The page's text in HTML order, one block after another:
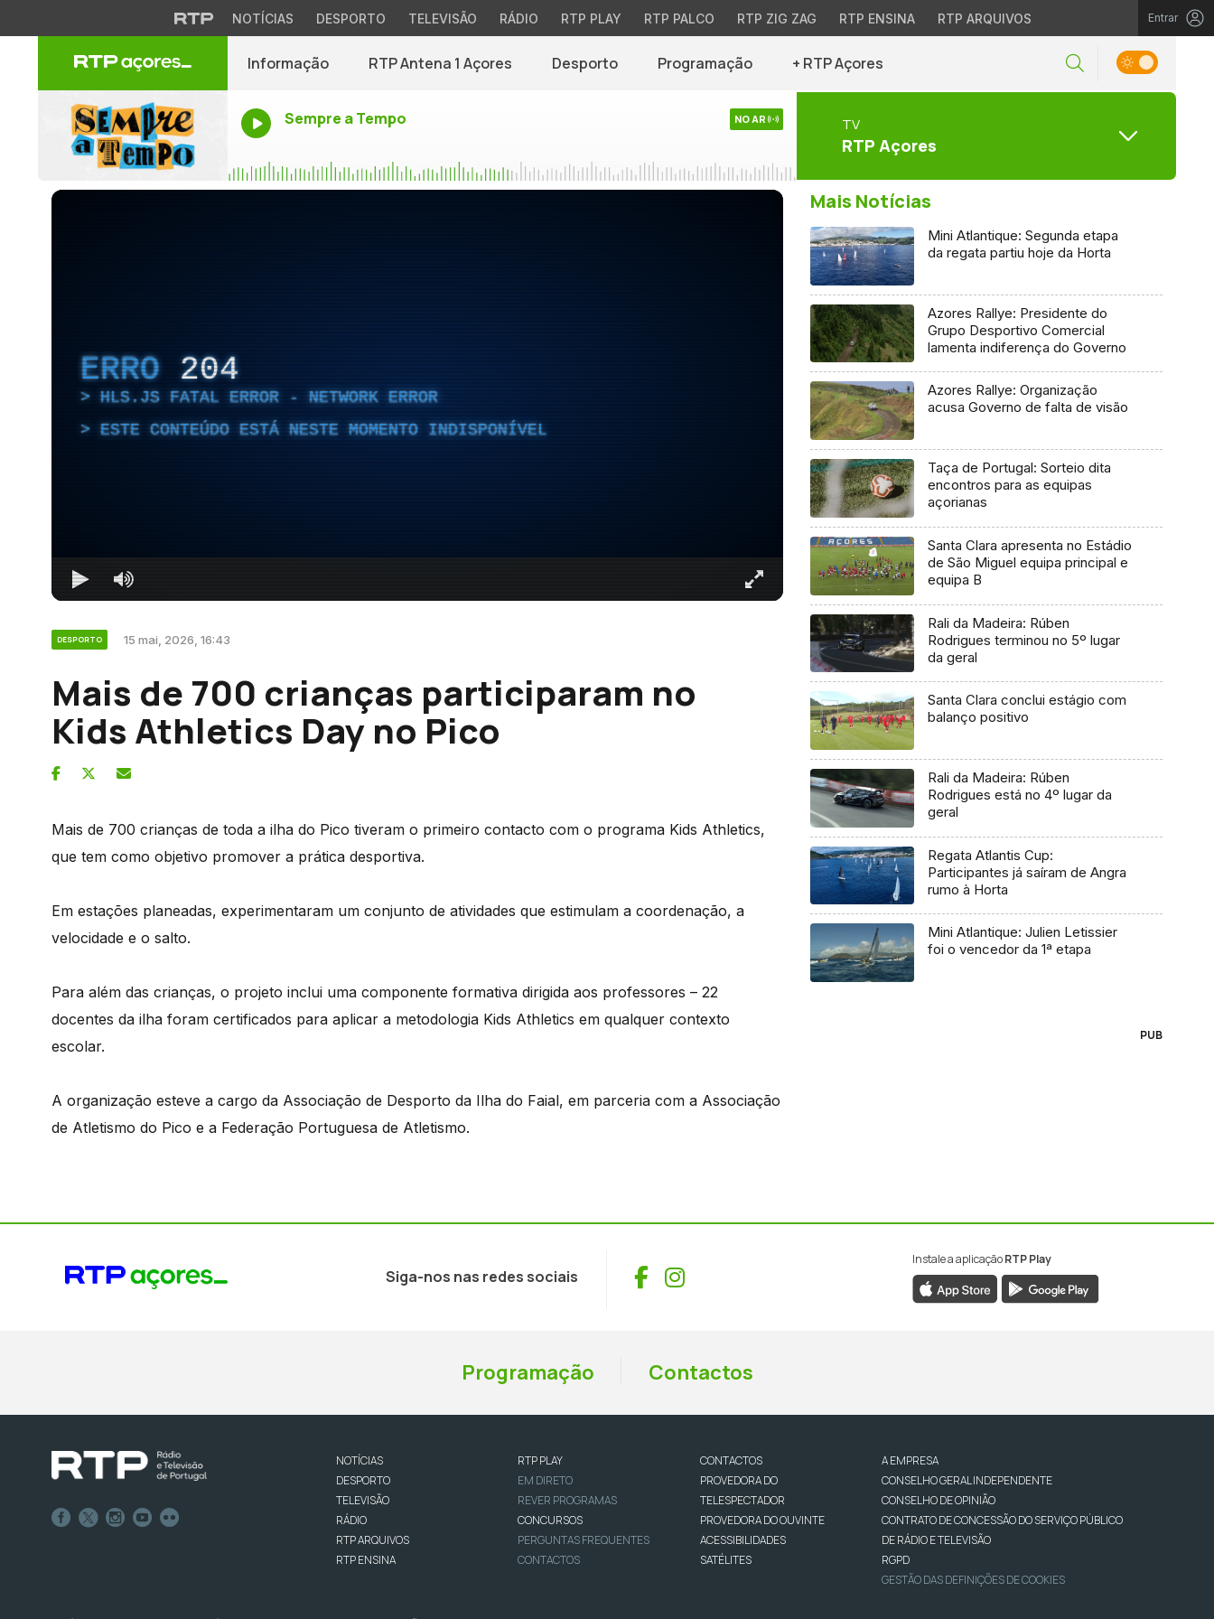
NOTÍCIAS DESPORTO TELEVISÃO RÁDIO RTP PLAY RTP PALCO RTP ZIG ZAG RTP ENSINA RTP ARQUIVOS Entrar
Informação RTP Antena 1 Açores Desporto Programação + RTP Açores
Sempre a Tempo NO AR TV
RTP Açores
ERRO 204
HLS.JS FATAL ERROR - NETWORK ERROR
ESTE CONTEÚDO ESTÁ NESTE MOMENTO INDISPONÍVEL
DESPORTO 15 mai, 2026, 16:43
Mais de 700 crianças participaram no
Kids Athletics Day no Pico
Mais de 700 crianças de toda a ilha do Pico tiveram o primeiro contacto com o programa Kids Athletics,
que tem como objetivo promover a prática desportiva.
Em estações planeadas, experimentaram um conjunto de atividades que estimulam a coordenação, a
velocidade e o salto.
Para além das crianças, o projeto inclui uma componente formativa dirigida aos professores – 22
docentes da ilha foram certificados para aplicar a metodologia Kids Athletics em qualquer contexto
escolar.
A organização esteve a cargo da Associação de Desporto da Ilha do Faial, em parceria com a Associação
de Atletismo do Pico e a Federação Portuguesa de Atletismo.
Mais Notícias
Mini Atlantique: Segunda etapa
da regata partiu hoje da Horta
Azores Rallye: Presidente do
Grupo Desportivo Comercial
lamenta indiferença do Governo
Azores Rallye: Organização
acusa Governo de falta de visão
Taça de Portugal: Sorteio dita
encontros para as equipas
açorianas
Santa Clara apresenta no Estádio
de São Miguel equipa principal e
equipa B
Rali da Madeira: Rúben
Rodrigues terminou no 5º lugar
da geral
Santa Clara conclui estágio com
balanço positivo
Rali da Madeira: Rúben
Rodrigues está no 4º lugar da
geral
Regata Atlantis Cup:
Participantes já saíram de Angra
rumo à Horta
Mini Atlantique: Julien Letissier
foi o vencedor da 1ª etapa
PUB
Siga-nos nas redes sociais Facebook
Instagram
Instale a aplicaçãoRTP Play
Programação Contactos
NOTÍCIAS
DESPORTO
TELEVISÃO
RÁDIO
RTP ARQUIVOS
RTP ENSINA
RTP PLAY
EM DIRETO
REVER PROGRAMAS
CONCURSOS
PERGUNTAS FREQUENTES
CONTACTOS
CONTACTOS
PROVEDORA DO
TELESPECTADOR
PROVEDORA DO OUVINTE
ACESSIBILIDADES
SATÉLITES
A EMPRESA
CONSELHO GERAL INDEPENDENTE
CONSELHO DE OPINIÃO
CONTRATO DE CONCESSÃO DO SERVIÇO PÚBLICO
DE RÁDIO E TELEVISÃO
RGPD
GESTÃO DAS DEFINIÇÕES DE COOKIES